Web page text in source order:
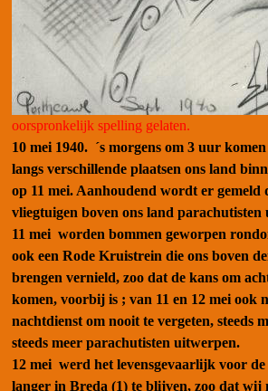
oorspronkelijk spelling gelaten.
10 mei 1940. ´s morgens om 3 uur
langs verschillende plaatsen ons land
op 11 mei. Aanhoudend wordt er gemeld
vliegtuigen boven ons land parachutisten
11 mei worden bommen geworpen
ook een Rode Kruistrein die ons boven
brengen vernield, zoo dat de kans om
komen, voorbij is ; van 11 en 12 mei ook
nachtdienst om nooit te vergeten, steeds
steeds meer parachutisten uitwerpen.
12 mei werd het levensgevaarlijk voor
langer in Breda (1) te blijven, zoo dat wij